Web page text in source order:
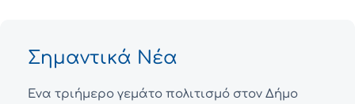
Σημαντικά Νέα
Ένα τριήμερο γεμάτο πολιτισμό στον Δήμο